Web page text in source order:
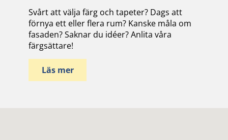
Svårt att välja färg och tapeter? Dags att
förnya ett eller flera rum? Kanske måla om
fasaden? Saknar du idéer? Anlita våra
färgsättare!
Läs mer